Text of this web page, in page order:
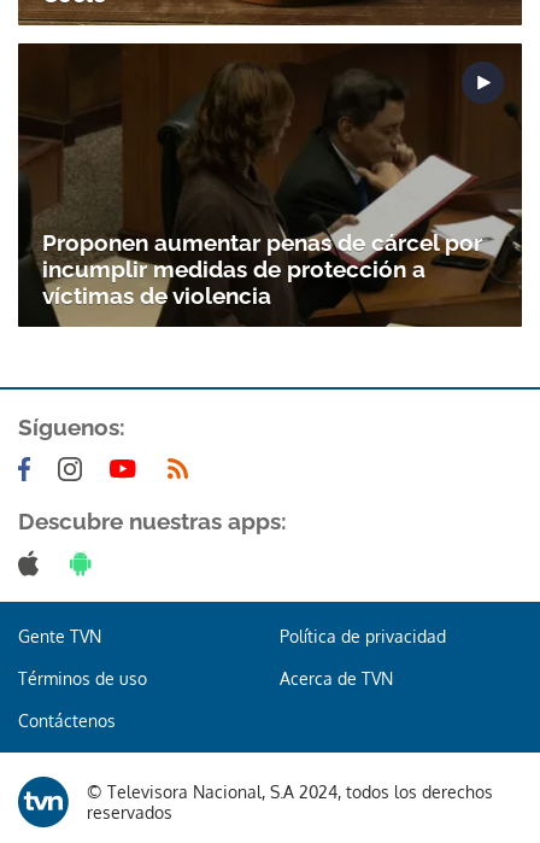
Gracias por suscribirte a nuestro boletín.
Proponen aumentar penas de cárcel por
incumplir medidas de protección a
víctimas de violencia
Síguenos:
Descubre nuestras apps:
Gente TVN Política de privacidad
Términos de uso Acerca de TVN
Contáctenos
© Televisora Nacional, S.A 2024, todos los derechos
reservados